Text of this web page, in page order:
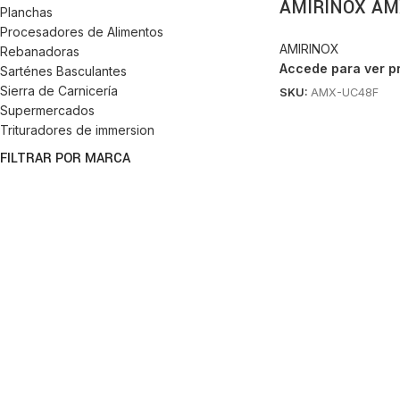
Planchas
Procesadores de Alimentos
Rebanadoras
Sarténes Basculantes
Sierra de Carnicería
Supermercados
Trituradores de immersion
FILTRAR POR MARCA
AMIRINOX
AMIRINOX
Accede para ver
SKU: AMX-UC48F